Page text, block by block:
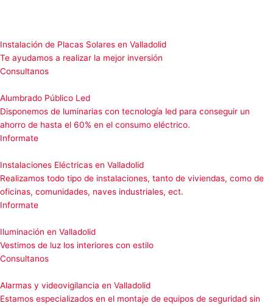
Instalación de Placas Solares en Valladolid
Te ayudamos a realizar la mejor inversión
Consultanos
Alumbrado Público Led
Disponemos de luminarias con tecnología led para conseguir un
ahorro de hasta el 60% en el consumo eléctrico.
Informate
Instalaciones Eléctricas en Valladolid
Realizamos todo tipo de instalaciones, tanto de viviendas, como de
oficinas, comunidades, naves industriales, ect.
Informate
Iluminación en Valladolid
Vestimos de luz los interiores con estilo
Consultanos
Alarmas y videovigilancia en Valladolid
Estamos especializados en el montaje de equipos de seguridad sin